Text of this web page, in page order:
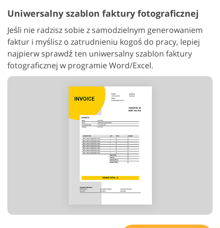
Uniwersalny szablon faktury fotograficznej
Jeśli nie radzisz sobie z samodzielnym generowaniem
faktur i myślisz o zatrudnieniu kogoś do pracy, lepiej
najpierw sprawdź ten uniwersalny szablon faktury
fotograficznej w programie Word/Excel.